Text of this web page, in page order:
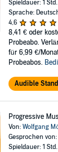
Spieldauer: 1
Sprache:
4,6
8,41 € oder
Probeabo.
für 6,99 €/
Probeabos.
Audible
Progressive
Von:Wolfgang
Gesprochen von:
Spieldauer: 1